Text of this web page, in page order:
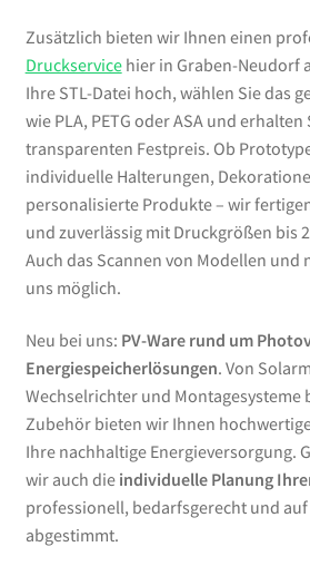
Zusätzlich bieten wir Ihnen einen
Druckservicehier in Graben-Neudorf
Ihre STL-Datei hoch, wählen Sie das
wie PLA, PETG oder ASA und
transparenten Festpreis. Ob
individuelle Halterungen,
personalisierte Produkte – wir
und zuverlässig mit Druckgrößen bis
Auch das Scannen von Modellen und
uns möglich.
Neu bei uns: PV-Ware rund um
Energiespeicherlösungen. Von
Wechselrichter und Montagesysteme
Zubehör bieten wir Ihnen
Ihre nachhaltige Energieversorgung.
wir auch die individuelle Planung
professionell, bedarfsgerecht und
abgestimmt.